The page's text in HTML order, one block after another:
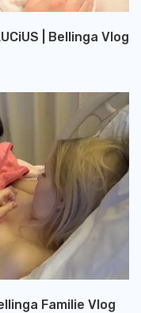
| Bellinga Vlog
Familie Vlog